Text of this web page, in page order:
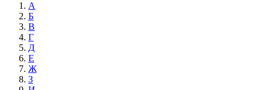
А
Б
В
Г
Д
Е
Ж
З